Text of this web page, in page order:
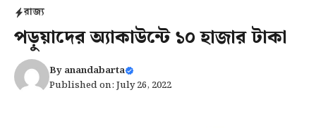
রাজ্য
পড়ুয়াদের অ্যাকাউন্টে ১০ হাজার টাকা
Byanandabarta
Published on: July 26, 2022